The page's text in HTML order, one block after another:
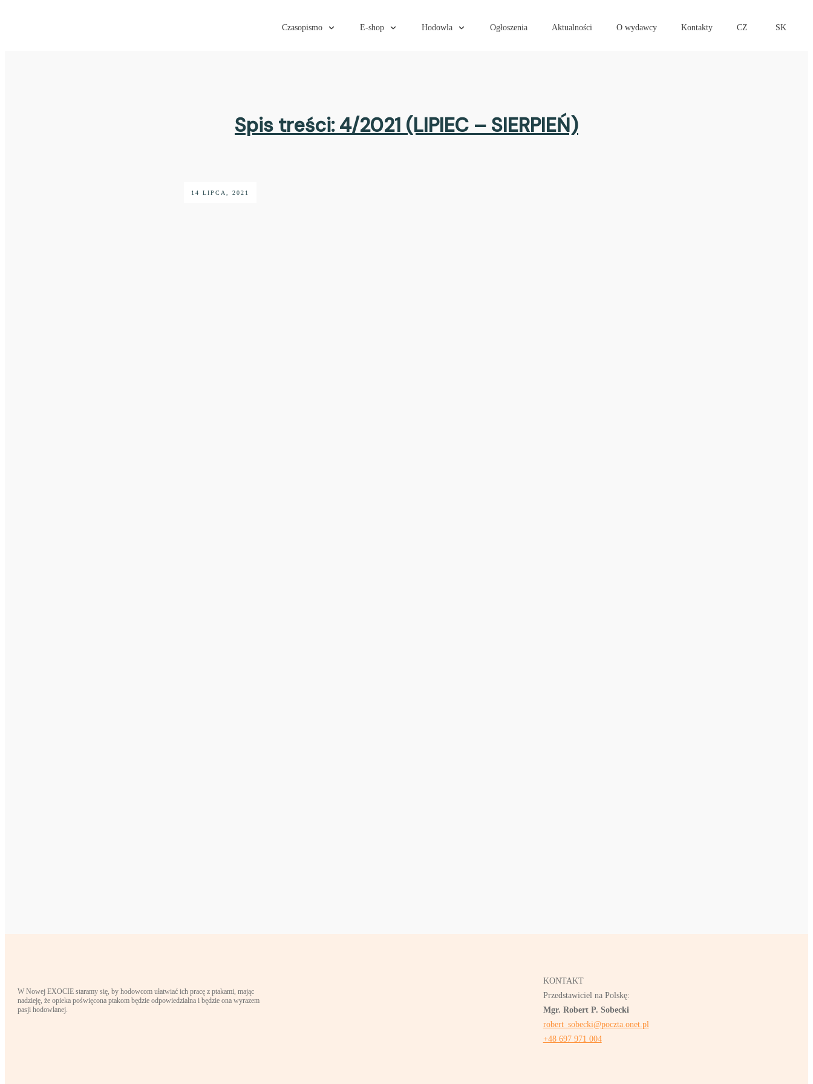
Czasopismo E-shop Hodowla Ogłoszenia Aktualności O wydawcy Kontakty CZ SK
Spis treści: 4/2021 (LIPIEC – SIERPIEŃ)
14 LIPCA, 2021
W Nowej EXOCIE staramy się, by hodowcom ułatwiać ich pracę z ptakami, mając
nadzieję, że opieka poświęcona ptakom będzie odpowiedzialna i będzie ona wyrazem
pasji hodowlanej.
KONTAKT
Przedstawiciel na Polskę:
Mgr. Robert P. Sobecki
robert_sobecki@poczta.onet.pl
+48 697 971 004